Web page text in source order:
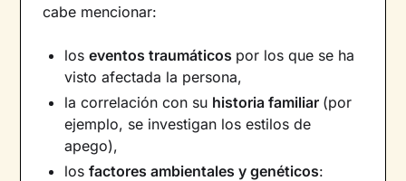
cabe mencionar:
loseventos traumáticos por los que se ha
visto afectada la persona,
la correlación con su historia familiar (por
ejemplo, se investigan los estilos de
apego),
losfactores ambientales y genéticos: